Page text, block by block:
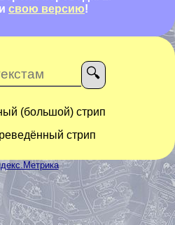
свою версию!
(большой) стрип
стрип